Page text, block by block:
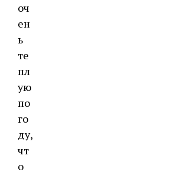
оч
ен
ь
те
пл
ую
по
го
ду,
чт
о